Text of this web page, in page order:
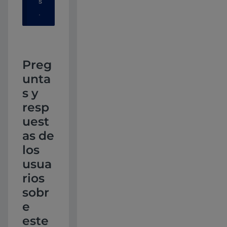
.
Preg
unta
s y
resp
uest
as de
los
usua
rios
sobr
e
este